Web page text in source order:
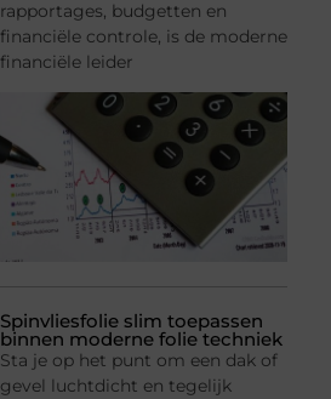
rapportages, budgetten en
financiële controle, is de moderne
financiële leider
Spinvliesfolie slim toepassen
binnen moderne folie techniek
Sta je op het punt om een dak of
gevel luchtdicht en tegelijk